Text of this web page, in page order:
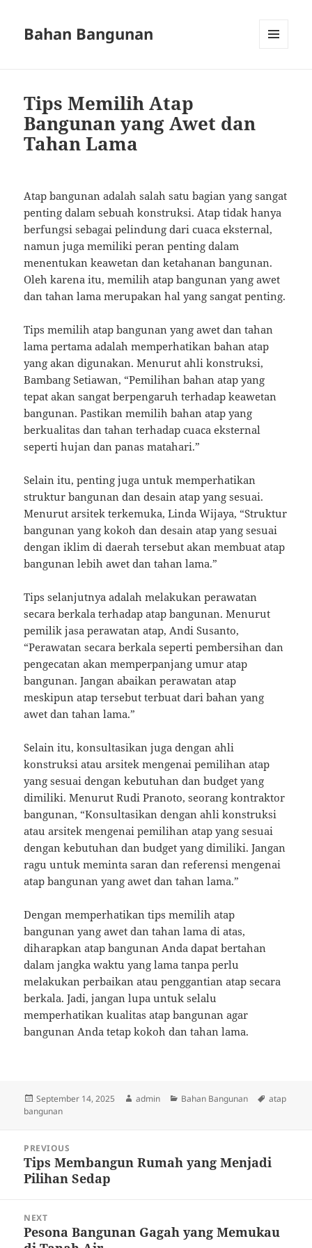
Bahan Bangunan
Tips Memilih Atap
Bangunan yang Awet dan
Tahan Lama
Atap bangunan adalah salah satu bagian yang sangat
penting dalam sebuah konstruksi. Atap tidak hanya
berfungsi sebagai pelindung dari cuaca eksternal,
namun juga memiliki peran penting dalam
menentukan keawetan dan ketahanan bangunan.
Oleh karena itu, memilih atap bangunan yang awet
dan tahan lama merupakan hal yang sangat penting.
Tips memilih atap bangunan yang awet dan tahan
lama pertama adalah memperhatikan bahan atap
yang akan digunakan. Menurut ahli konstruksi,
Bambang Setiawan, “Pemilihan bahan atap yang
tepat akan sangat berpengaruh terhadap keawetan
bangunan. Pastikan memilih bahan atap yang
berkualitas dan tahan terhadap cuaca eksternal
seperti hujan dan panas matahari.”
Selain itu, penting juga untuk memperhatikan
struktur bangunan dan desain atap yang sesuai.
Menurut arsitek terkemuka, Linda Wijaya, “Struktur
bangunan yang kokoh dan desain atap yang sesuai
dengan iklim di daerah tersebut akan membuat atap
bangunan lebih awet dan tahan lama.”
Tips selanjutnya adalah melakukan perawatan
secara berkala terhadap atap bangunan. Menurut
pemilik jasa perawatan atap, Andi Susanto,
“Perawatan secara berkala seperti pembersihan dan
pengecatan akan memperpanjang umur atap
bangunan. Jangan abaikan perawatan atap
meskipun atap tersebut terbuat dari bahan yang
awet dan tahan lama.”
Selain itu, konsultasikan juga dengan ahli
konstruksi atau arsitek mengenai pemilihan atap
yang sesuai dengan kebutuhan dan budget yang
dimiliki. Menurut Rudi Pranoto, seorang kontraktor
bangunan, “Konsultasikan dengan ahli konstruksi
atau arsitek mengenai pemilihan atap yang sesuai
dengan kebutuhan dan budget yang dimiliki. Jangan
ragu untuk meminta saran dan referensi mengenai
atap bangunan yang awet dan tahan lama.”
Dengan memperhatikan tips memilih atap
bangunan yang awet dan tahan lama di atas,
diharapkan atap bangunan Anda dapat bertahan
dalam jangka waktu yang lama tanpa perlu
melakukan perbaikan atau penggantian atap secara
berkala. Jadi, jangan lupa untuk selalu
memperhatikan kualitas atap bangunan agar
bangunan Anda tetap kokoh dan tahan lama.
Posted
on
September 14, 2025 Author
admin Categories
Bahan Bangunan Tags
atap
bangunan
navigation
PREVIOUS
Previous
post:
Tips Membangun Rumah yang Menjadi
Pilihan Sedap
NEXT
Next
Pesona Bangunan Gagah yang Memukau